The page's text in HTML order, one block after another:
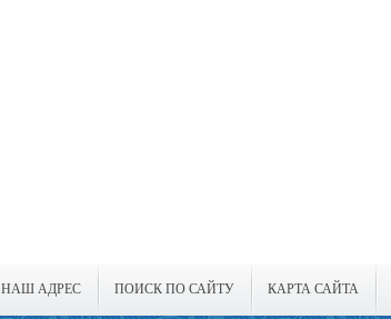
НАШ АДРЕС ПОИСК ПО САЙТУ КАРТА САЙТА